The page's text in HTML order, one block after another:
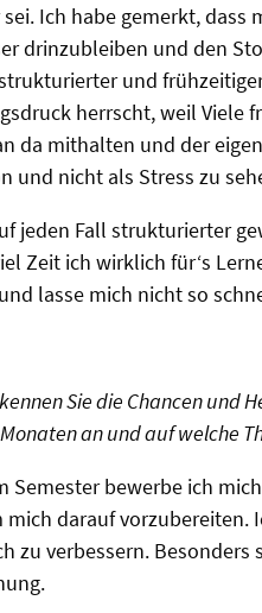
Ich habe gemerkt,
drinzubleiben und den
und
herrscht, weil Viele
da mithalten und der
und nicht als Stress zu
jeden Fall strukturierter
Zeit ich wirklich für‘s
lasse mich nicht so
Sie die Chancen und
an und auf welche
Semester bewerbe ich
mich darauf vorzubereiten.
zu verbessern.